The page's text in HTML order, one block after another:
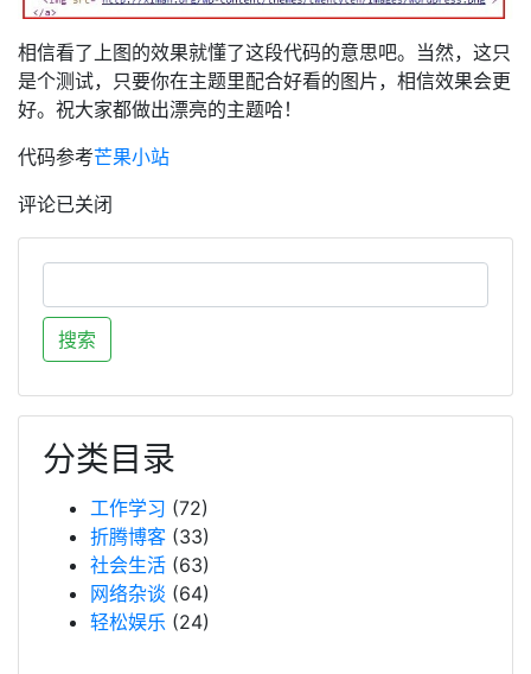
相信看了上图的效果就懂了这段代码的意思吧。当然，这只
是个测试，只要你在主题里配合好看的图片，相信效果会更
好。祝大家都做出漂亮的主题哈！
代码参考芒果小站
评论已关闭
分类目录
工作学习 (72)
折腾博客 (33)
社会生活 (63)
网络杂谈 (64)
轻松娱乐 (24)